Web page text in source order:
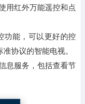
用红外万能遥控和点
功能，可以更好的控
协议的智能电视。
息服务，包括查看节